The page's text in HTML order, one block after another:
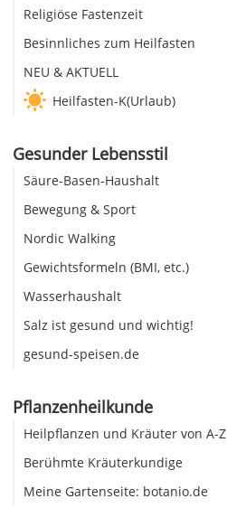
Religiöse Fastenzeit
Besinnliches zum Heilfasten
NEU & AKTUELL
Heilfasten-K(Urlaub)
Gesunder Lebensstil
Säure-Basen-Haushalt
Bewegung & Sport
Nordic Walking
Gewichtsformeln (BMI, etc.)
Wasserhaushalt
Salz ist gesund und wichtig!
gesund-speisen.de
Pflanzenheilkunde
Heilpflanzen und Kräuter von A-Z
Berühmte Kräuterkundige
Meine Gartenseite: botanio.de